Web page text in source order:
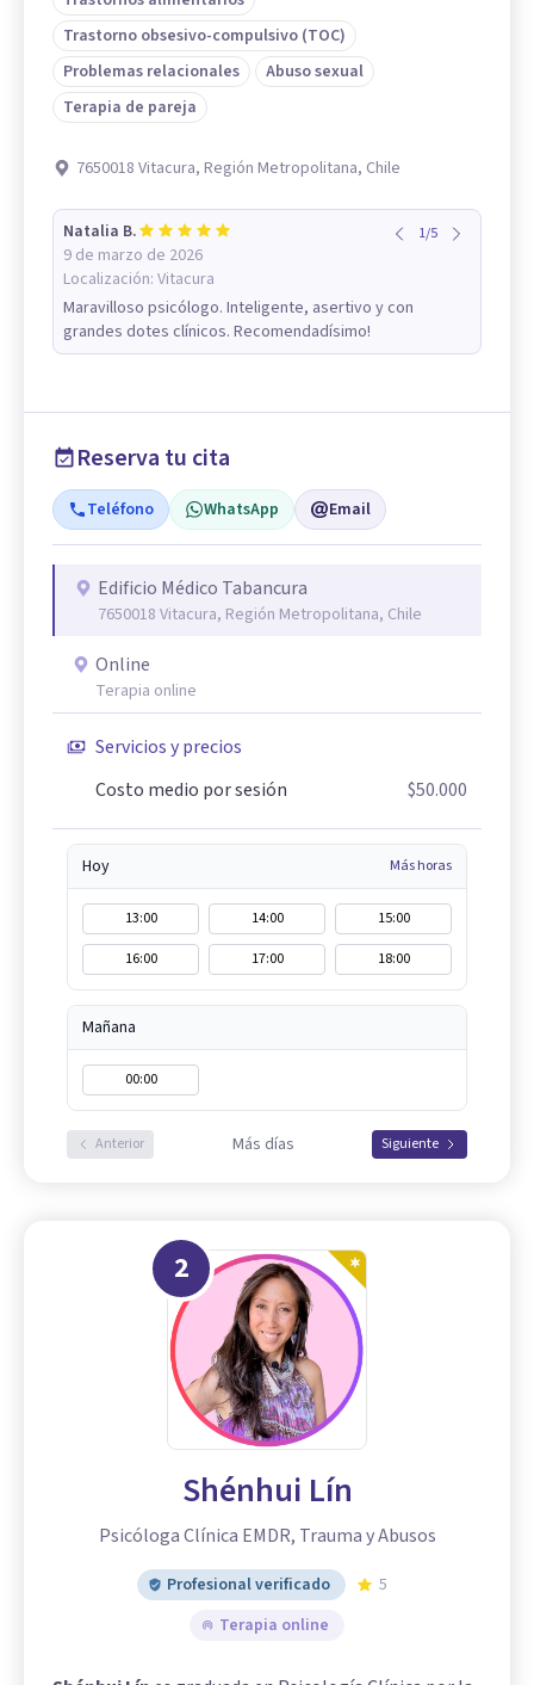
Trastorno obsesivo-compulsivo (TOC)
Problemas relacionales
Abuso sexual
Terapia de pareja
7650018 Vitacura, Región Metropolitana, Chile
Natalia B.
9 de marzo de 2026
Localización: Vitacura
1/5
Maravilloso psicólogo. Inteligente, asertivo y con
grandes dotes clínicos. Recomendadísimo!
Reserva tu cita
Teléfono WhatsApp Email
Edificio Médico Tabancura
7650018 Vitacura, Región Metropolitana, Chile
Online
Terapia online
Servicios y precios
Costo medio por sesión
$50.000
Hoy Más horas
13:00 14:00
15:00
16:00
17:00 18:00
Mañana
00:00
Anterior Más días Siguiente
2
Shénhui Lín
Psicóloga Clínica EMDR, Trauma y Abusos
Profesional verificado
5
Terapia online